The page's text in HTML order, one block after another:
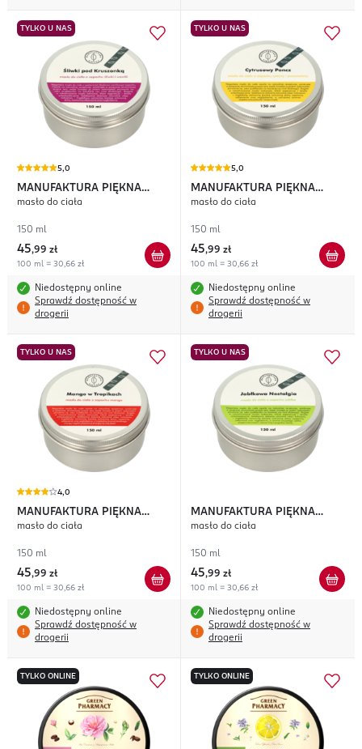
TYLKO U NAS
5,0
MANUFAKTURA PIĘKNA
Śliwki pod Kruszonką
masło do ciała
150 ml
45,99 zł
100 ml = 30,66 zł
Niedostępny online
Sprawdź dostępność w
drogerii
TYLKO U NAS
5,0
MANUFAKTURA PIĘKNA
Cytrusowy Poncz
masło do ciała
150 ml
45,99 zł
100 ml = 30,66 zł
Niedostępny online
Sprawdź dostępność w
drogerii
TYLKO U NAS
4,0
MANUFAKTURA PIĘKNA
Mango w Tropikach
masło do ciała
150 ml
45,99 zł
100 ml = 30,66 zł
Niedostępny online
Sprawdź dostępność w
drogerii
TYLKO U NAS
MANUFAKTURA PIĘKNA
Jabłkowa Nostalgia
masło do ciała
150 ml
45,99 zł
100 ml = 30,66 zł
Niedostępny online
Sprawdź dostępność w
drogerii
TYLKO ONLINE TYLKO ONLINE